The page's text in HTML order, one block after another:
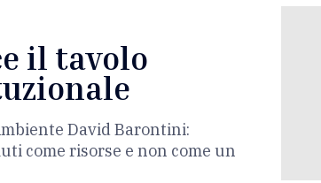
il tavolo
David Barontini:
come risorse e non come un